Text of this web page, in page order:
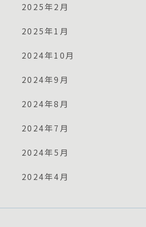
2025年2月
2025年1月
2024年10月
2024年9月
2024年8月
2024年7月
2024年5月
2024年4月